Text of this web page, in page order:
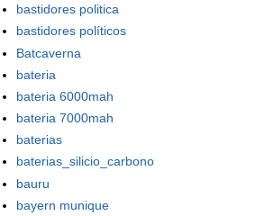
bastidores politica
bastidores políticos
Batcaverna
bateria
bateria 6000mah
bateria 7000mah
baterias
baterias_silicio_carbono
bauru
bayern munique